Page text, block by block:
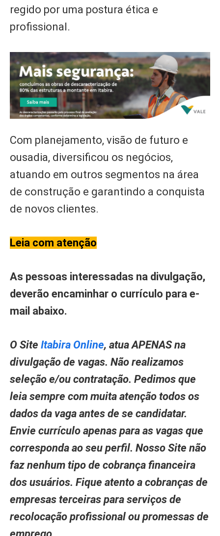
regido por uma postura ética e
profissional.
Com planejamento, visão de futuro e
ousadia, diversificou os negócios,
atuando em outros segmentos na área
de construção e garantindo a conquista
de novos clientes.
Leia com atenção
As pessoas interessadas na divulgação,
deverão encaminhar o currículo para e-
mail abaixo.
O Site Itabira Online, atua APENAS na
divulgação de vagas. Não realizamos
seleção e/ou contratação. Pedimos que
leia sempre com muita atenção todos os
dados da vaga antes de se candidatar.
Envie currículo apenas para as vagas que
corresponda ao seu perfil. Nosso Site não
faz nenhum tipo de cobrança financeira
dos usuários. Fique atento a cobranças de
empresas terceiras para serviços de
recolocação profissional ou promessas de